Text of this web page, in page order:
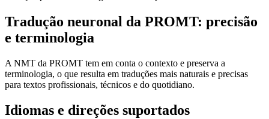
Tradução neuronal da PROMT: precisão
e terminologia
A NMT da PROMT tem em conta o contexto e preserva a
terminologia, o que resulta em traduções mais naturais e precisas
para textos profissionais, técnicos e do quotidiano.
Idiomas e direções suportados